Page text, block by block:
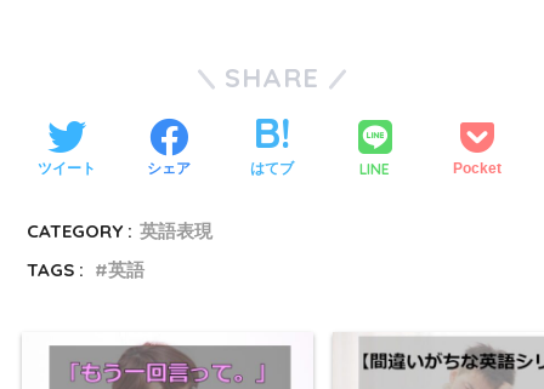
SHARE
ツイート シェア はてブ LINE Pocket
CATEGORY : 英語表現
TAGS :
英語